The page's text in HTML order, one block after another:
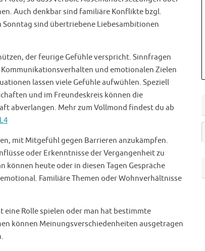
Auch denkbar sind familiäre Konflikte bzgl.
sind übertriebene Liebesambitionen
der feurige Gefühle verspricht. Sinnfragen
und emotionalen Zielen
lassen viele Gefühle aufwühlen. Speziell
und im Freundeskreis können die
abverlangen. Mehr zum Vollmond findest du ab
mit Mitgefühl gegen Barrieren anzukämpfen.
oder Erkenntnisse der Vergangenheit zu
heute oder in diesen Tagen Gespräche
Familiäre Themen oder Wohnverhältnisse
Rolle spielen oder man hat bestimmte
können Meinungsverschiedenheiten ausgetragen